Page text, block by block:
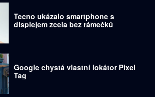
Tecno ukázalo smartphone s
displejem zcela bez rámečků
Google chystá vlastní lokátor Pixel
Tag